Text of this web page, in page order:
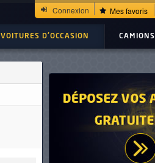
Connexion Mes favoris
VOITURES D'OCCASION CAMIONS